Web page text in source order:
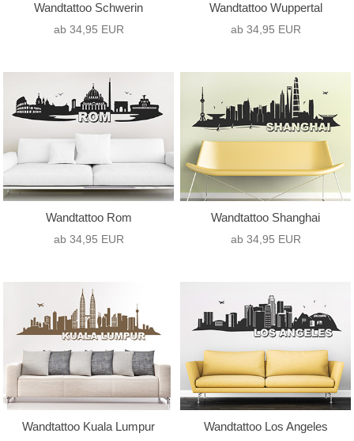
Wandtattoo Schwerin
ab 34,95 EUR
Wandtattoo Wuppertal
ab 34,95 EUR
Wandtattoo Rom
ab 34,95 EUR
Wandtattoo Shanghai
ab 34,95 EUR
Wandtattoo Kuala Lumpur Wandtattoo Los Angeles